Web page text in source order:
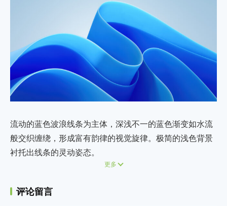
流动的蓝色波浪线条为主体，深浅不一的蓝色渐变如水流
般交织缠绕，形成富有韵律的视觉旋律。极简的浅色背景
衬托出线条的灵动姿态。
更多
评论留言